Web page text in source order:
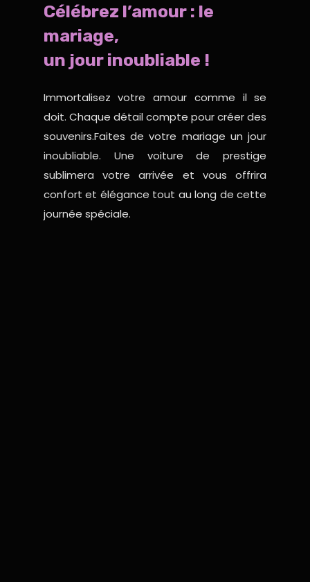
Célébrez l’amour : le
mariage,
un jour inoubliable !
Immortalisez votre amour comme il se
doit. Chaque détail compte pour créer des
souvenirs.Faites de votre mariage un jour
inoubliable. Une voiture de prestige
sublimera votre arrivée et vous offrira
confort et élégance tout au long de cette
journée spéciale.